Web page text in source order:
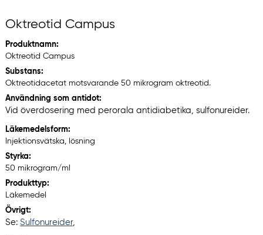
Oktreotid Campus
Produktnamn:
Oktreotid Campus
Substans:
Oktreotidacetat motsvarande 50 mikrogram oktreotid.
Användning som antidot:
Vid överdosering med perorala antidiabetika, sulfonureider.
Läkemedelsform:
Injektionsvätska, lösning
Styrka:
50 mikrogram/ml
Produkttyp:
Läkemedel
Övrigt:
Se: Sulfonureider,